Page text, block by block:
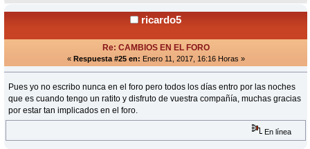
ricardo5
Re: CAMBIOS EN EL FORO
« Respuesta #25 en: Enero 11, 2017, 16:16 Horas »
Pues yo no escribo nunca en el foro pero todos los días entro por las noches
que es cuando tengo un ratito y disfruto de vuestra compañía, muchas gracias
por estar tan implicados en el foro.
En línea